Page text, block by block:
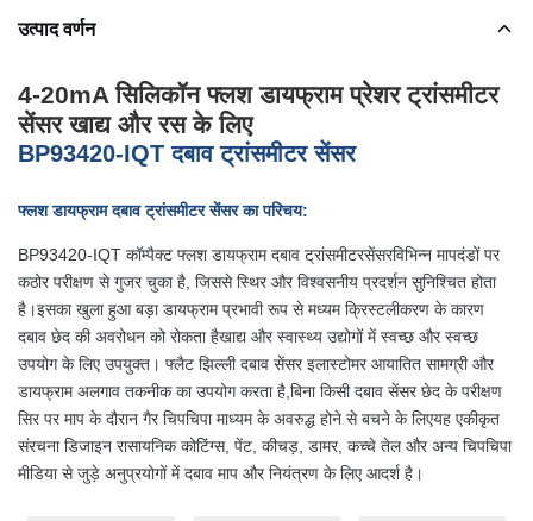
उत्पाद वर्णन
4-20mA सिलिकॉन फ्लश डायफ्राम प्रेशर ट्रांसमीटर
सेंसर खाद्य और रस के लिए
BP93420-IQT दबाव ट्रांसमीटर सेंसर
फ्लश डायफ्राम दबाव ट्रांसमीटर सेंसर का परिचय:
BP93420-IQT कॉम्पैक्ट फ्लश डायफ्राम दबाव ट्रांसमीटरसेंसरविभिन्न मापदंडों पर
कठोर परीक्षण से गुजर चुका है, जिससे स्थिर और विश्वसनीय प्रदर्शन सुनिश्चित होता
है।इसका खुला हुआ बड़ा डायफ्राम प्रभावी रूप से मध्यम क्रिस्टलीकरण के कारण
दबाव छेद की अवरोधन को रोकता हैखाद्य और स्वास्थ्य उद्योगों में स्वच्छ और स्वच्छ
उपयोग के लिए उपयुक्त। फ्लैट झिल्ली दबाव सेंसर इलास्टोमर आयातित सामग्री और
डायफ्राम अलगाव तकनीक का उपयोग करता है,बिना किसी दबाव सेंसर छेद के परीक्षण
सिर पर माप के दौरान गैर चिपचिपा माध्यम के अवरुद्ध होने से बचने के लिएयह एकीकृत
संरचना डिजाइन रासायनिक कोटिंग्स, पेंट, कीचड़, डामर, कच्चे तेल और अन्य चिपचिपा
मीडिया से जुड़े अनुप्रयोगों में दबाव माप और नियंत्रण के लिए आदर्श है।